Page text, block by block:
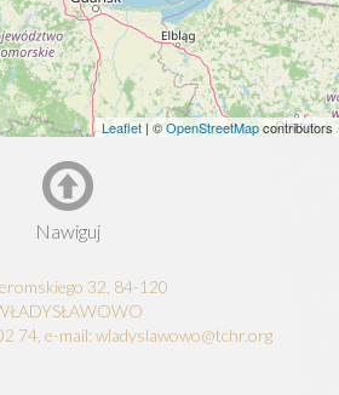
Leaflet | ©OpenStreetMapcontributors
Nawiguj
32, 84-120
74, e-mail: wladyslawowo@tchr.org